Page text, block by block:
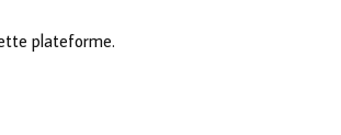
plateforme.